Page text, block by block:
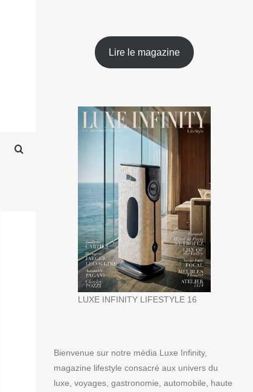
Lire le magazine
LUXE INFINITY LIFESTYLE 16
Bienvenue sur notre média Luxe Infinity,
magazine lifestyle consacré aux univers du
luxe, voyages, gastronomie, automobile, haute